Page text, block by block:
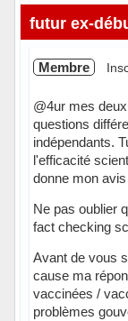
Hors ligne
futur ex-
Membre
@4ur mes
questions
indépendants.
l'efficacité
donne mon
Ne pas oublier
fact checking
Avant de vous
cause ma
vaccinées /
problèmes